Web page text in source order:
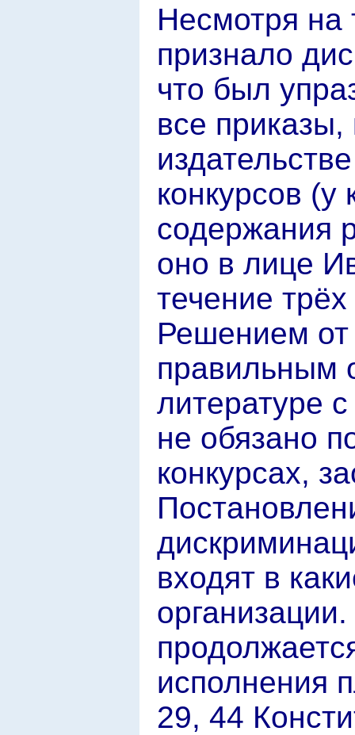
Несмотря на
признало
что был
все
конкурсов (у
содержания
оно в лице
течение
Решением от
правильным
литературе
не обязано
конкурсах,
входят в
исполнения
29, 44